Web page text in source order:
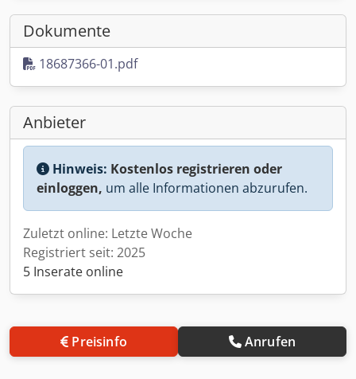
Dokumente
18687366-01.pdf
Anbieter
Hinweis: Kostenlos registrieren oder
einloggen, um alle Informationen abzurufen.
Zuletzt online: Letzte Woche
Registriert seit: 2025
5 Inserate online
Preisinfo Anrufen